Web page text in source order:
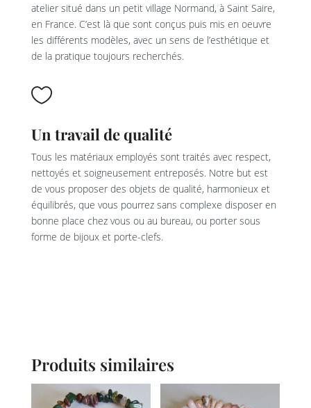
atelier situé dans un petit village Normand, à Saint Saire,
en France. C’est là que sont conçus puis mis en oeuvre
les différents modèles, avec un sens de l’esthétique et
de la pratique toujours recherchés.

Un travail de qualité
Tous les matériaux employés sont traités avec respect,
nettoyés et soigneusement entreposés. Notre but est
de vous proposer des objets de qualité, harmonieux et
équilibrés, que vous pourrez sans complexe disposer en
bonne place chez vous ou au bureau, ou porter sous
forme de bijoux et porte-clefs.
Produits similaires